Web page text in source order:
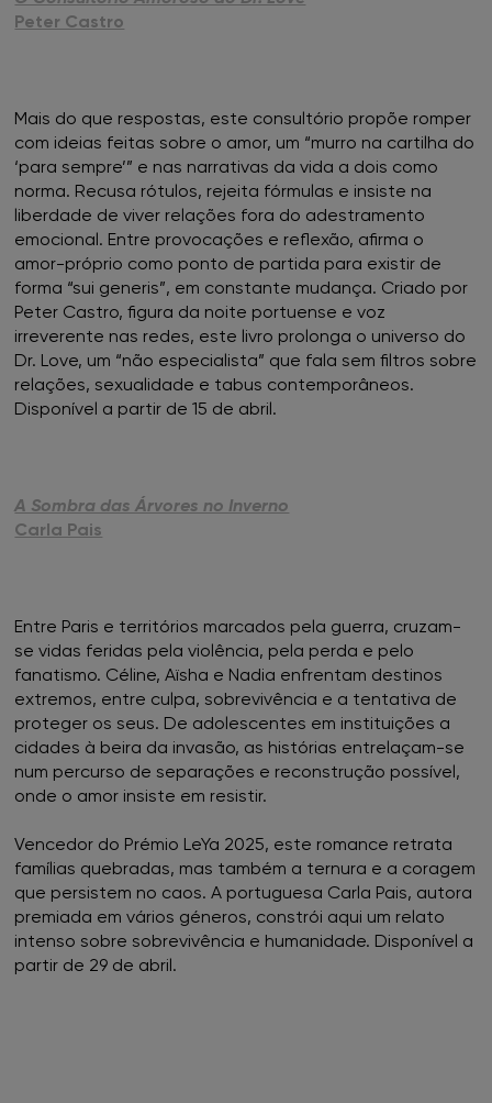
Peter Castro
Mais do que respostas, este consultório propõe romper
com ideias feitas sobre o amor, um “murro na cartilha do
‘para sempre’” e nas narrativas da vida a dois como
norma. Recusa rótulos, rejeita fórmulas e insiste na
liberdade de viver relações fora do adestramento
emocional. Entre provocações e reflexão, afirma o
amor-próprio como ponto de partida para existir de
forma “sui generis”, em constante mudança. Criado por
Peter Castro, figura da noite portuense e voz
irreverente nas redes, este livro prolonga o universo do
Dr. Love, um “não especialista” que fala sem filtros sobre
relações, sexualidade e tabus contemporâneos.
Disponível a partir de 15 de abril.
A Sombra das Árvores no Inverno
Carla Pais
Entre Paris e territórios marcados pela guerra, cruzam-
se vidas feridas pela violência, pela perda e pelo
fanatismo. Céline, Aïsha e Nadia enfrentam destinos
extremos, entre culpa, sobrevivência e a tentativa de
proteger os seus. De adolescentes em instituições a
cidades à beira da invasão, as histórias entrelaçam-se
num percurso de separações e reconstrução possível,
onde o amor insiste em resistir.
Vencedor do Prémio LeYa 2025, este romance retrata
famílias quebradas, mas também a ternura e a coragem
que persistem no caos. A portuguesa Carla Pais, autora
premiada em vários géneros, constrói aqui um relato
intenso sobre sobrevivência e humanidade. Disponível a
partir de 29 de abril.